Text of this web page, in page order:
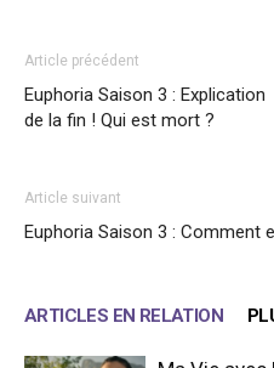
Article précédent
Euphoria Saison 3 : Explication
de la fin ! Qui est mort ?
Article suivant
Euphoria Saison 3 : Comment
ARTICLES EN RELATION